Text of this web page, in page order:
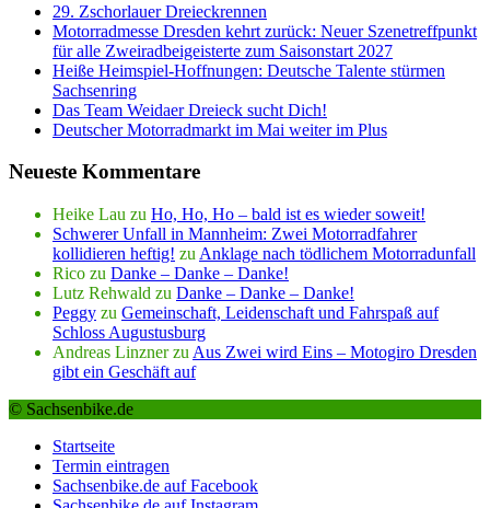
29. Zschorlauer Dreieckrennen
Motorradmesse Dresden kehrt zurück: Neuer Szenetreffpunkt
für alle Zweiradbeigeisterte zum Saisonstart 2027
Heiße Heimspiel-Hoffnungen: Deutsche Talente stürmen
Sachsenring
Das Team Weidaer Dreieck sucht Dich!
Deutscher Motorradmarkt im Mai weiter im Plus
Neueste Kommentare
Heike Lau zu Ho, Ho, Ho – bald ist es wieder soweit!
Schwerer Unfall in Mannheim: Zwei Motorradfahrer
kollidieren heftig! zu Anklage nach tödlichem Motorradunfall
Rico zu Danke – Danke – Danke!
Lutz Rehwald zu Danke – Danke – Danke!
Peggy zu Gemeinschaft, Leidenschaft und Fahrspaß auf
Schloss Augustusburg
Andreas Linznerzu Aus Zwei wird Eins – Motogiro Dresden
gibt ein Geschäft auf
© Sachsenbike.de
Startseite
Termin eintragen
Sachsenbike.de auf Facebook